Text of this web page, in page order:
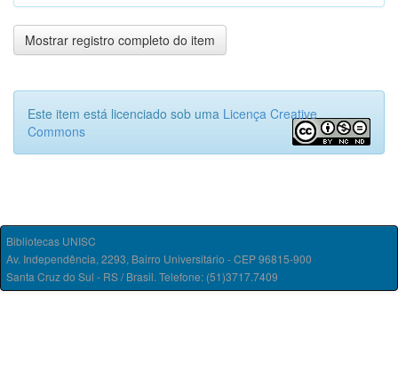
Mostrar registro completo do item
Este item está licenciado sob uma Licença Creative
Commons
Bibliotecas UNISC
Av. Independência, 2293, Bairro Universitário - CEP 96815-900
Santa Cruz do Sul - RS / Brasil. Telefone: (51)3717.7409